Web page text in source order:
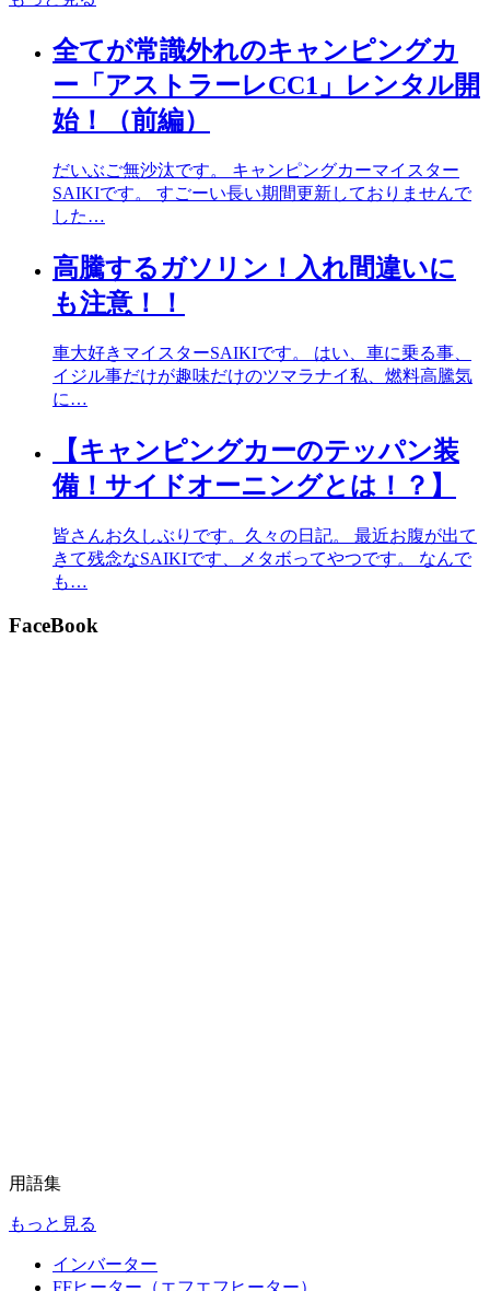
全てが常識外れのキャンピングカ
ー「アストラーレCC1」レンタル開
始！（前編）
だいぶご無沙汰です。 キャンピングカーマイスター
SAIKIです。 すごーい長い期間更新しておりませんで
した…
高騰するガソリン！入れ間違いに
も注意！！
車大好きマイスターSAIKIです。 はい、車に乗る事、
イジル事だけが趣味だけのツマラナイ私、燃料高騰気
に…
【キャンピングカーのテッパン装
備！サイドオーニングとは！？】
皆さんお久しぶりです。久々の日記。 最近お腹が出て
きて残念なSAIKIです、メタボってやつです。 なんで
も…
FaceBook
用語集
もっと見る
インバーター
FFヒーター（エフエフヒーター）